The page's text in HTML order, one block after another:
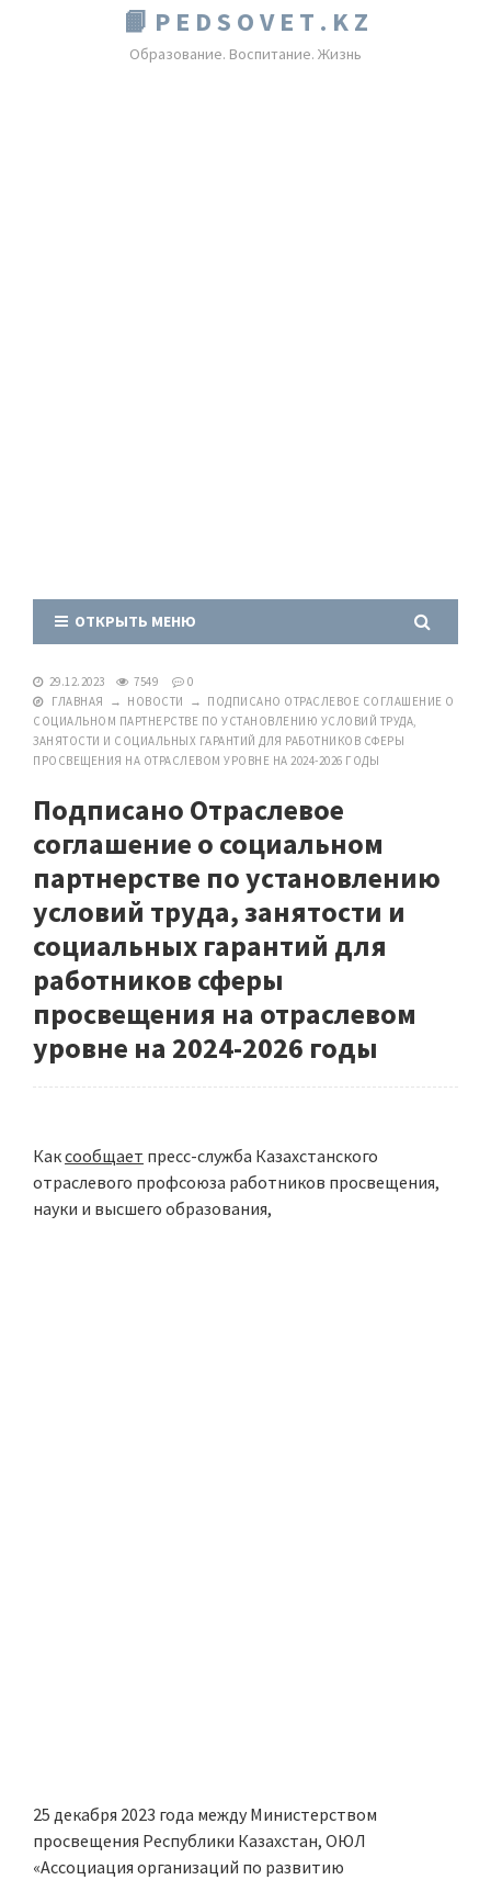
📙 P E D S O V E T . K Z
Образование. Воспитание. Жизнь
ОТКРЫТЬ МЕНЮ
29.12.2023 7549
0
ГЛАВНАЯ
→ НОВОСТИ → ПОДПИСАНО ОТРАСЛЕВОЕ СОГЛАШЕНИЕ О
СОЦИАЛЬНОМ ПАРТНЕРСТВЕ ПО УСТАНОВЛЕНИЮ УСЛОВИЙ ТРУДА,
ЗАНЯТОСТИ И СОЦИАЛЬНЫХ ГАРАНТИЙ ДЛЯ РАБОТНИКОВ СФЕРЫ
ПРОСВЕЩЕНИЯ НА ОТРАСЛЕВОМ УРОВНЕ НА 2024-2026 ГОДЫ
Подписано Отраслевое
соглашение о социальном
партнерстве по установлению
условий труда, занятости и
социальных гарантий для
работников сферы
просвещения на отраслевом
уровне на 2024-2026 годы
Каксообщает пресс-служба Казахстанского
отраслевого профсоюза работников просвещения,
науки и высшего образования,
25 декабря 2023 года между Министерством
просвещения Республики Казахстан, ОЮЛ
«Ассоциация организаций по развитию